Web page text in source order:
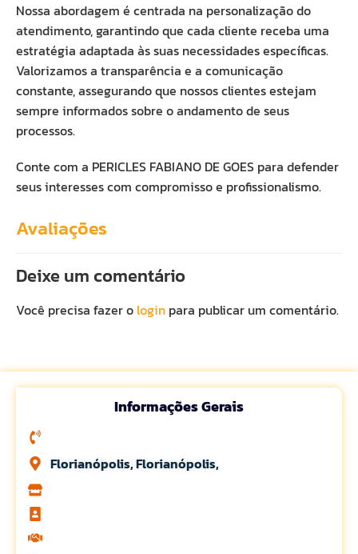
Nossa abordagem é centrada na personalização do
atendimento, garantindo que cada cliente receba uma
estratégia adaptada às suas necessidades específicas.
Valorizamos a transparência e a comunicação
constante, assegurando que nossos clientes estejam
sempre informados sobre o andamento de seus
processos.
Conte com a PERICLES FABIANO DE GOES para defender
seus interesses com compromisso e profissionalismo.
Avaliações
Deixe um comentário
Você precisa fazer o login para publicar um comentário.
Informações Gerais
Florianópolis, Florianópolis,